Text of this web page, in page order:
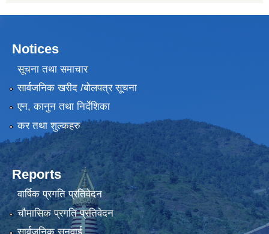
Notices
सूचना तथा समाचार
सार्वजनिक खरीद /बोलपत्र सूचना
एन, कानुन तथा निर्देशिका
कर तथा शुल्कहरु
Reports
वार्षिक प्रगति प्रतिवेदन
चौमासिक प्रगति प्रतिवेदन